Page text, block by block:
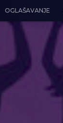
OGLAŠAVANJE